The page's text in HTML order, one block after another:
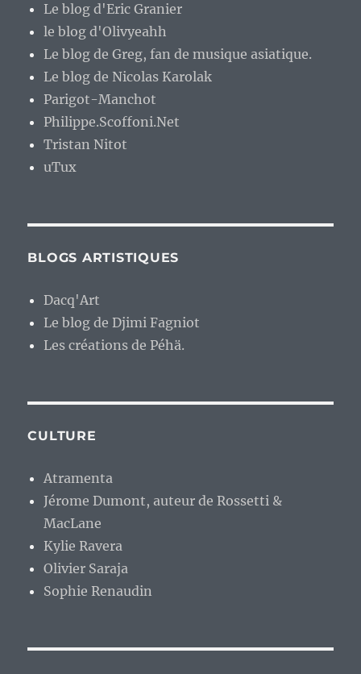
Le blog d'Eric Granier
le blog d'Olivyeahh
Le blog de Greg, fan de musique asiatique.
Le blog de Nicolas Karolak
Parigot-Manchot
Philippe.Scoffoni.Net
Tristan Nitot
uTux
BLOGS ARTISTIQUES
Dacq'Art
Le blog de Djimi Fagniot
Les créations de Péhä.
CULTURE
Atramenta
Jérome Dumont, auteur de Rossetti &
MacLane
Kylie Ravera
Olivier Saraja
Sophie Renaudin